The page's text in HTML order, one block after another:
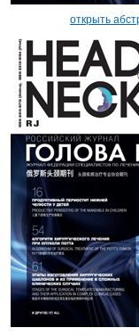
открыть